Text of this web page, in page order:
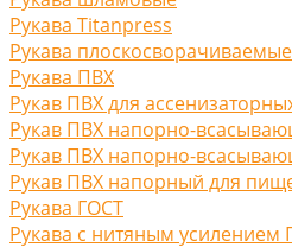
Рукава Titanpress
Рукава
Рукава ПВХ
Рукав ПВХ для
Рукав ПВХ напорно-
Рукав ПВХ напорно-
Рукав ПВХ напорный для
Рукава ГОСТ
Рукава с нитяным усилением